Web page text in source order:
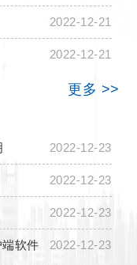
2022-12-21
2022-12-21
更多 >>
2022-12-23
2022-12-23
2022-12-23
2022-12-23
软件